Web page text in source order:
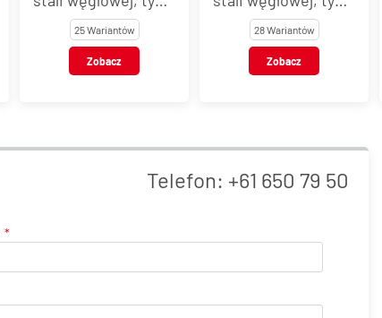
WE-NT28 Wariantów
Zobacz
"L" z GZ/GW UNF ze
stali węglowej, typ
9 Wariantów
Zobacz
Telefon: +61 650 79 50